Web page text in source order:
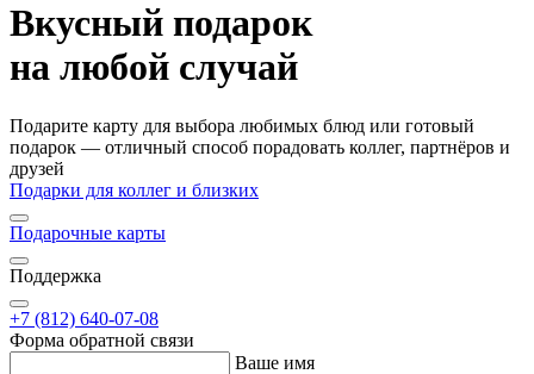
Вкусный подарок
на любой случай
Подарите карту для выбора любимых блюд или готовый
подарок — отличный способ порадовать коллег, партнёров и
друзей
Подарки для коллег и близких
Подарочные карты
Поддержка
+7 (812) 640-07-08
Форма обратной связи
Ваше имя